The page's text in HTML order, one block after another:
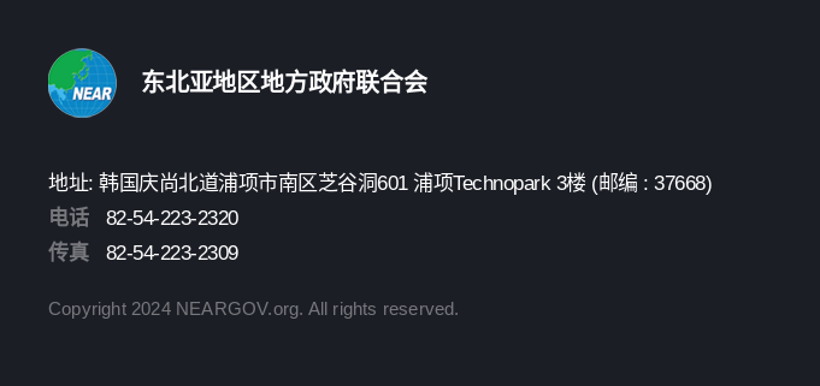
东北亚地区地方政府联合会
地址: 韩国庆尚北道浦项市南区芝谷洞601 浦项Technopark 3楼 (邮编 : 37668)
电话
82-54-223-2320
传真
82-54-223-2309
Copyright 2024 NEARGOV.org. All rights reserved.